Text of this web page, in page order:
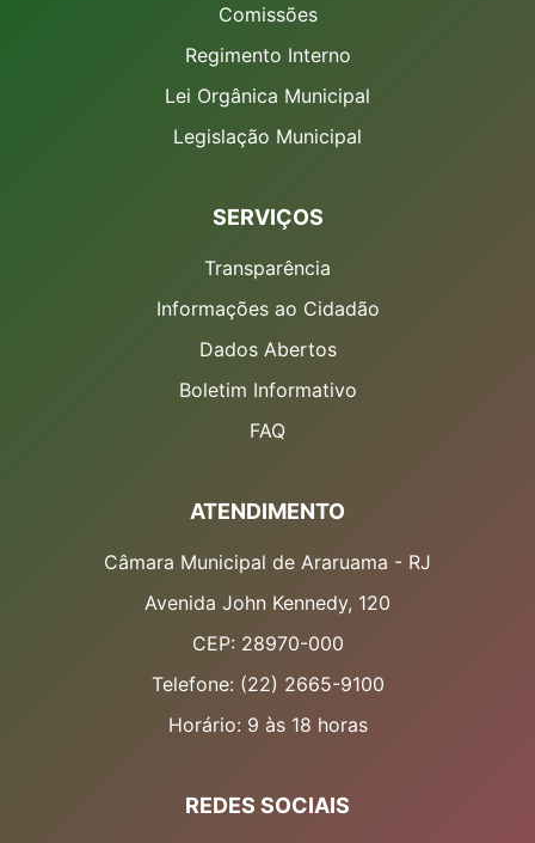
Comissões
Regimento Interno
Lei Orgânica Municipal
Legislação Municipal
SERVIÇOS
Transparência
Informações ao Cidadão
Dados Abertos
Boletim Informativo
FAQ
ATENDIMENTO
Câmara Municipal de Araruama - RJ
Avenida John Kennedy, 120
CEP: 28970-000
Telefone: (22) 2665-9100
Horário: 9 às 18 horas
REDES SOCIAIS